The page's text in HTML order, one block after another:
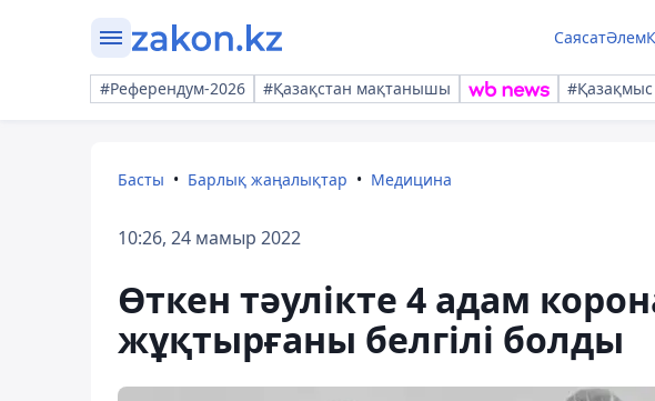
СаясатӘлем
#Референдум-2026 #Қазақстан мақтанышы #Қазақмыс
Басты Барлық жаңалықтар Медицина
10:26, 24 мамыр 2022
Өткен тәулікте 4 адам
жұқтырғаны белгілі болды